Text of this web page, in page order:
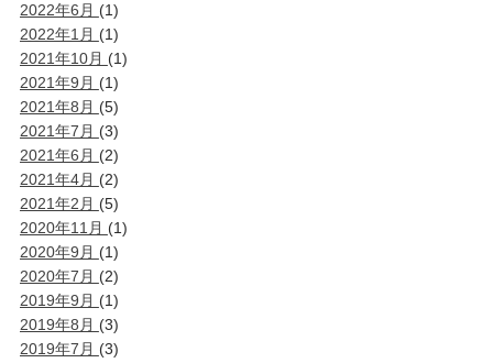
2022年6月 (1)
2022年1月 (1)
2021年10月 (1)
2021年9月 (1)
2021年8月 (5)
2021年7月 (3)
2021年6月 (2)
2021年4月 (2)
2021年2月 (5)
2020年11月 (1)
2020年9月 (1)
2020年7月 (2)
2019年9月 (1)
2019年8月 (3)
2019年7月 (3)